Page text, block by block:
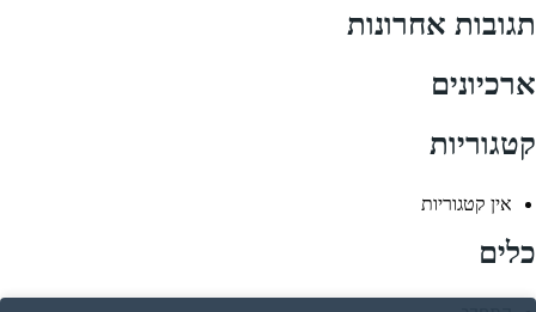
תגובות אחרונות
ארכיונים
קטגוריות
אין קטגוריות
כלים